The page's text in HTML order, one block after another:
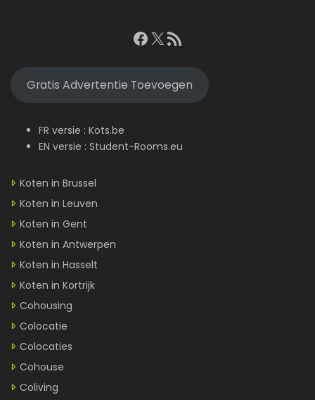
Facebook
X RSS feed
Gratis Advertentie Toevoegen
FR versie : Kots.be
EN versie : Student-Rooms.eu
Koten in Brussel
Koten in Leuven
Koten in Gent
Koten in Antwerpen
Koten in Hasselt
Koten in Kortrijk
Cohousing
Colocatie
Colocaties
Cohouse
Coliving